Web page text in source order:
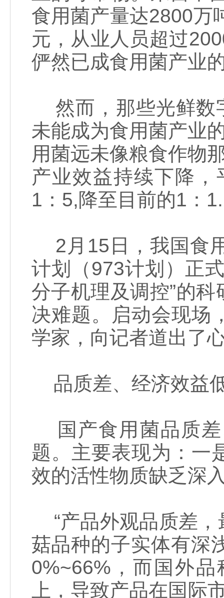
食用菌产量达2800万
元，从业人员超过
俨然已成食用菌产业
然而，那些光鲜数
未能成为食用菌产业
用菌远未像粮食作物
产业效益持续下降
1：5,降至目前的1：
2月15日，我国食
计划（973计划）正
分子机理及调控”的
决难题。启动会现场
学家，向记者道出了
品质差、经济效益
国产食用菌品质差
题。主要表现为：一
效的活性物质缺乏深
“产品外观品质差，
菇品种的子实体有深
0%~66%，而国外
上，导致产品在国际